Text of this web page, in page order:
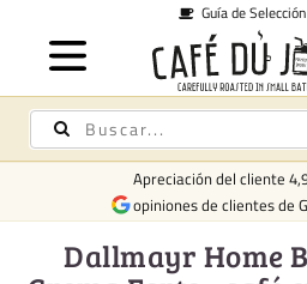
Apreciación del cliente
opiniones de clientes de
Dallmayr Home